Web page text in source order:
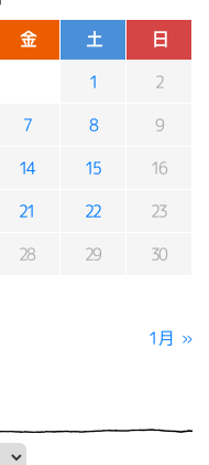
金 土 日
1 2
7 8 9
14 15 16
21 22 23
28 29 30
1月 »